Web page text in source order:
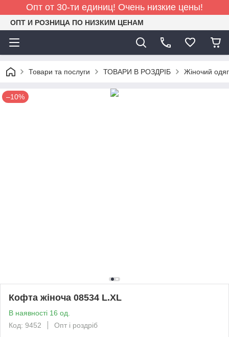
Опт от 30-ти единиц! Очень низкие цены!
ОПТ И РОЗНИЦА ПО НИЗКИМ ЦЕНАМ
Товари та послуги ТОВАРИ В РОЗДРІБ Жіночий одяг
–10%
Кофта жіноча 08534 L.XL
В наявності 16 од.
Код: 9452
Опт і роздріб